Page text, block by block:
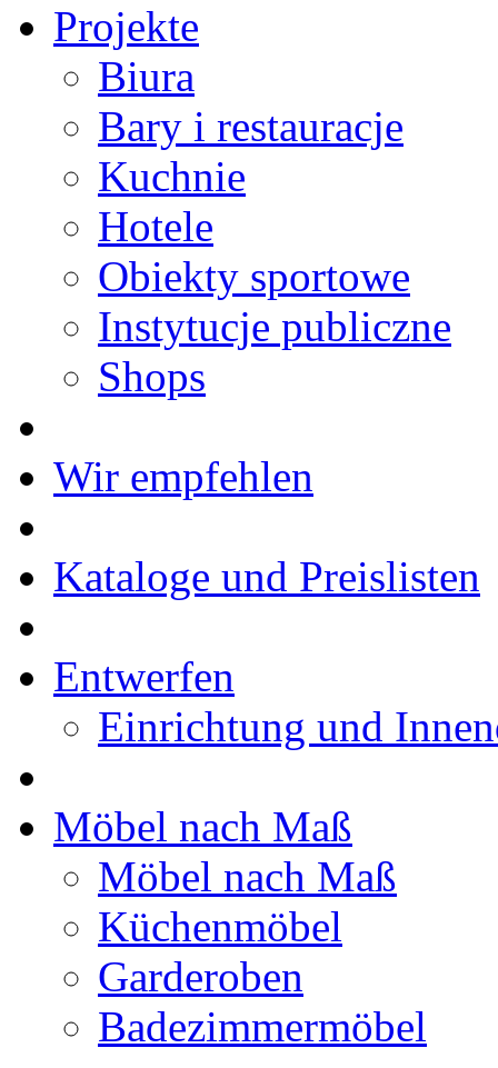
Projekte
Biura
Bary i restauracje
Kuchnie
Hotele
Obiekty sportowe
Instytucje publiczne
Shops
Wir empfehlen
Kataloge und Preislisten
Entwerfen
Einrichtung und
Möbel nach Maß
Möbel nach Maß
Küchenmöbel
Garderoben
Badezimmermöbel